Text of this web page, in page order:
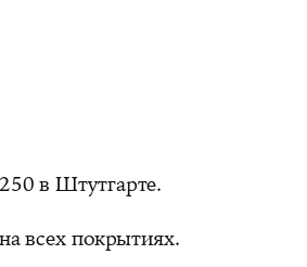
250 в Штутгарте.
всех покрытиях.